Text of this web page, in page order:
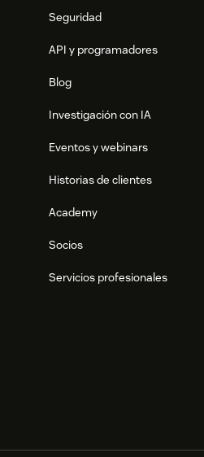
Seguridad
API y programadores
Blog
Investigación con IA
Eventos y webinars
Historias de clientes
Academy
Socios
Servicios profesionales